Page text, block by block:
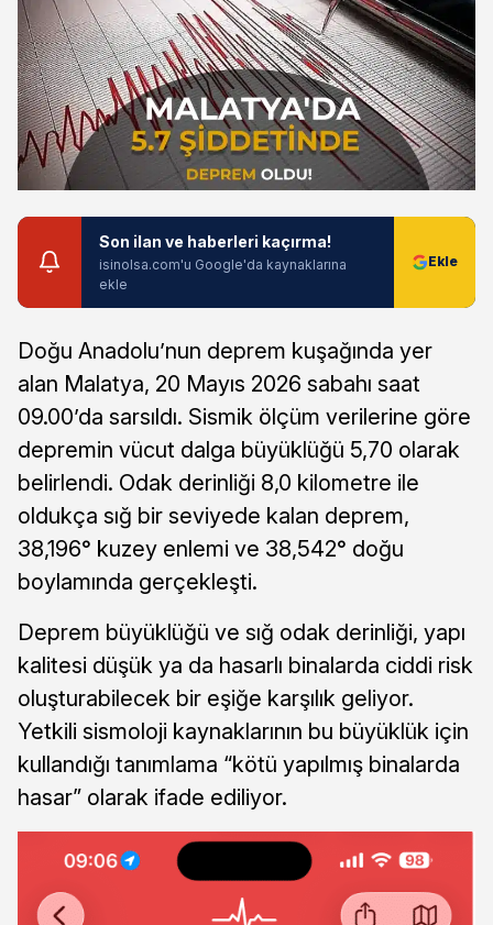
Son ilan ve haberleri kaçırma!
isinolsa.com'u Google'da kaynaklarına
ekle
Doğu Anadolu’nun deprem kuşağında yer
alan Malatya, 20 Mayıs 2026 sabahı saat
09.00’da sarsıldı. Sismik ölçüm verilerine göre
depremin vücut dalga büyüklüğü 5,70 olarak
belirlendi. Odak derinliği 8,0 kilometre ile
oldukça sığ bir seviyede kalan deprem,
38,196° kuzey enlemi ve 38,542° doğu
boylamında gerçekleşti.
Deprem büyüklüğü ve sığ odak derinliği, yapı
kalitesi düşük ya da hasarlı binalarda ciddi risk
oluşturabilecek bir eşiğe karşılık geliyor.
Yetkili sismoloji kaynaklarının bu büyüklük için
kullandığı tanımlama “kötü yapılmış binalarda
hasar” olarak ifade ediliyor.